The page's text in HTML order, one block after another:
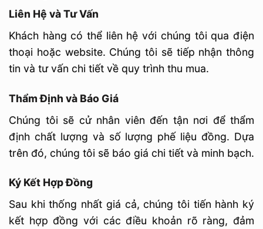
Liên Hệ và Tư Vấn
Khách hàng có thể liên hệ với chúng tôi qua điện
thoại hoặc website. Chúng tôi sẽ tiếp nhận thông
tin và tư vấn chi tiết về quy trình thu mua.
Thẩm Định và Báo Giá
Chúng tôi sẽ cử nhân viên đến tận nơi để thẩm
định chất lượng và số lượng phế liệu đồng. Dựa
trên đó, chúng tôi sẽ báo giá chi tiết và minh bạch.
Ký Kết Hợp Đồng
Sau khi thống nhất giá cả, chúng tôi tiến hành ký
kết hợp đồng với các điều khoản rõ ràng, đảm